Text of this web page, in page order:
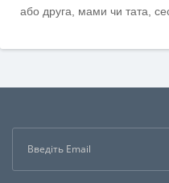
або друга, мами чи тата,